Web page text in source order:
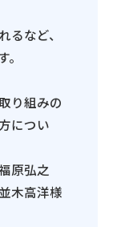
など、
り組みの
につい
原弘之
木高洋様